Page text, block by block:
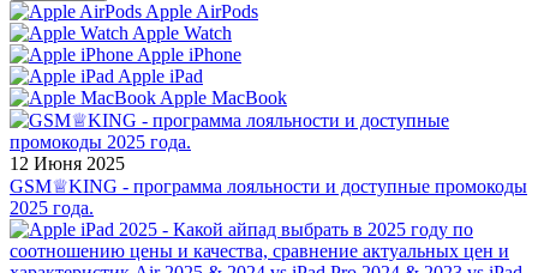
Apple AirPods
Apple Watch
Apple iPhone
Apple iPad
Apple MacBook
12 Июня 2025
GSM♕KING - программа лояльности и доступные промокоды
2025 года.